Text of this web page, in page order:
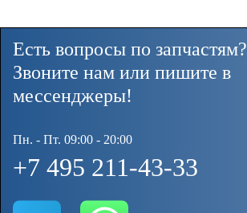
Есть вопросы по запчастям?
Звоните нам или пишите в
мессенджеры!
Пн. - Пт. 09:00 - 20:00
+7 495 211-43-33